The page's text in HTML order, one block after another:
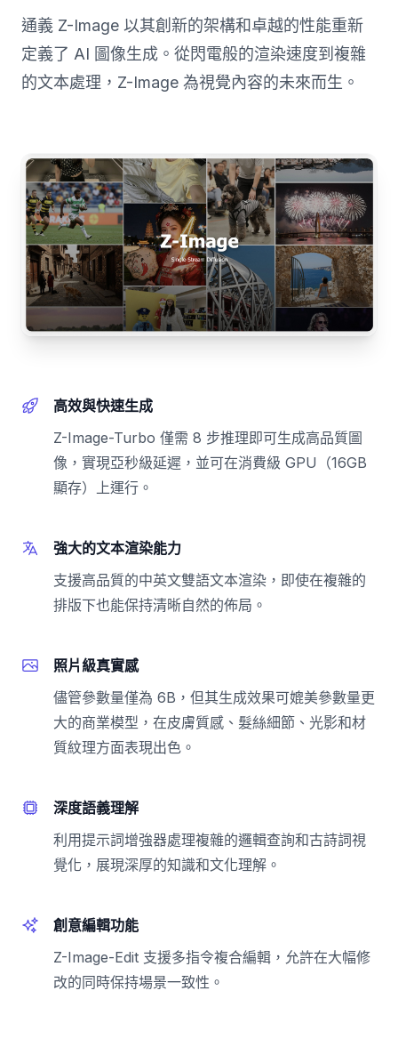
通義 Z-Image 以其創新的架構和卓越的性能重新
定義了 AI 圖像生成。從閃電般的渲染速度到複雜
的文本處理，Z-Image 為視覺內容的未來而生。
高效與快速生成
Z-Image-Turbo 僅需 8 步推理即可生成高品質圖
像，實現亞秒級延遲，並可在消費級 GPU（16GB
顯存）上運行。
強大的文本渲染能力
支援高品質的中英文雙語文本渲染，即使在複雜的
排版下也能保持清晰自然的佈局。
照片級真實感
儘管參數量僅為 6B，但其生成效果可媲美參數量更
大的商業模型，在皮膚質感、髮絲細節、光影和材
質紋理方面表現出色。
深度語義理解
利用提示詞增強器處理複雜的邏輯查詢和古詩詞視
覺化，展現深厚的知識和文化理解。
創意編輯功能
Z-Image-Edit 支援多指令複合編輯，允許在大幅修
改的同時保持場景一致性。